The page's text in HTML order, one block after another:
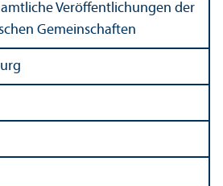
Veröffentlichungen der
Gemeinschaften